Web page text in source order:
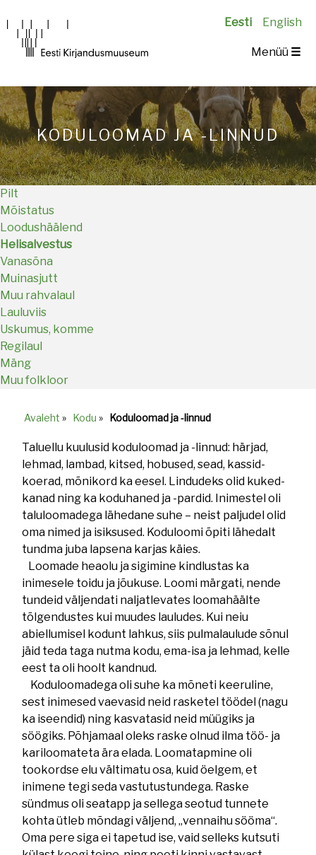
Eesti English
Main
Menüü ☰
KODULOOMAD JA -LINNUD
Pilt
Mõistatus
Loodushäälend
Helisalvestus
Vanasõna
Muinasjutt
Muu rahvalaul
Lauluviis
Uskumus, komme
Regilaul
Mäng
Muu folkloor
Avaleht » Kodu » Koduloomad ja -linnud
Taluellu kuulusid koduloomad ja -linnud: härjad,
lehmad, lambad, kitsed, hobused, sead, kassid-
koerad, mõnikord ka eesel. Lindudeks olid kuked-
kanad ning ka koduhaned ja -pardid. Inimestel oli
taluloomadega lähedane suhe – neist paljudel olid
oma nimed ja isiksused. Koduloomi õpiti lähedalt
tundma juba lapsena karjas käies.
Loomade heaolu ja sigimine kindlustas ka
inimesele toidu ja jõukuse. Loomi märgati, nende
tundeid väljendati naljatlevates loomahäälte
tõlgendustes kui muudes lauludes. Kui neiu
abiellumisel kodunt lahkus, siis pulmalaulude sõnul
jäid teda taga nutma kodu, ema-isa ja lehmad, kelle
eest ta oli hoolt kandnud.
Koduloomadega oli suhe ka mõneti keeruline,
sest inimesed vaevasid neid rasketel töödel (nagu
ka iseendid) ning kasvatasid neid müügiks ja
söögiks. Põhjamaal oleks raske olnud ilma töö- ja
kariloomateta ära elada. Loomatapmine oli
tookordse elu vältimatu osa, kuid öelgem, et
inimene tegi seda vastutustundega. Raske
sündmus oli seatapp ja sellega seotud tunnete
kohta ütleb mõndagi väljend, „vennaihu sööma“.
Oma pere siga ei tapetud ise, vaid selleks kutsuti